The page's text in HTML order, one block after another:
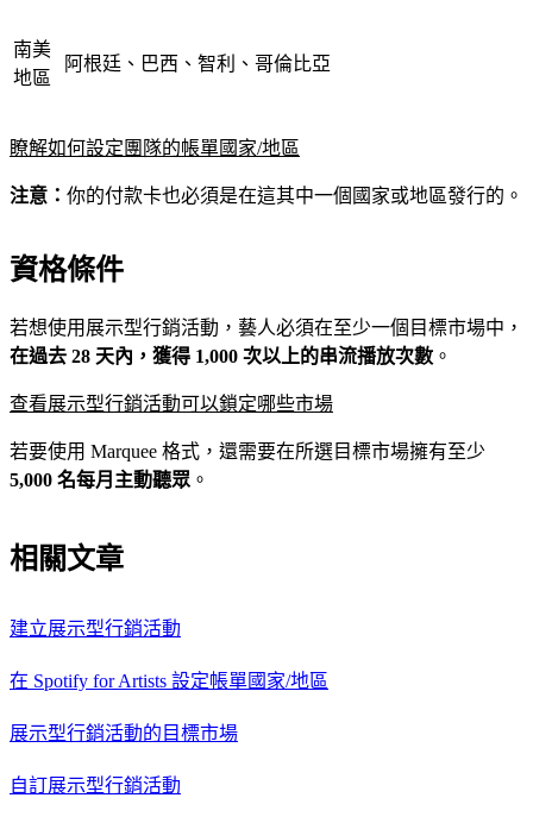
南美
地區
阿根廷、巴西、智利、哥倫比亞
瞭解如何設定團隊的帳單國家/地區
注意： 你的付款卡也必須是在這其中一個國家或地區發行的。
資格條件
若想使用展示型行銷活動，藝人必須在至少一個目標市場中，
在過去 28 天內，獲得 1,000 次以上的串流播放次數 。
查看展示型行銷活動可以鎖定哪些市場
若要使用 Marquee 格式，還需要在所選目標市場擁有至少
5,000 名每月主動聽眾 。
相關文章
建立展示型行銷活動
在 Spotify for Artists 設定帳單國家/地區
展示型行銷活動的目標市場
自訂展示型行銷活動